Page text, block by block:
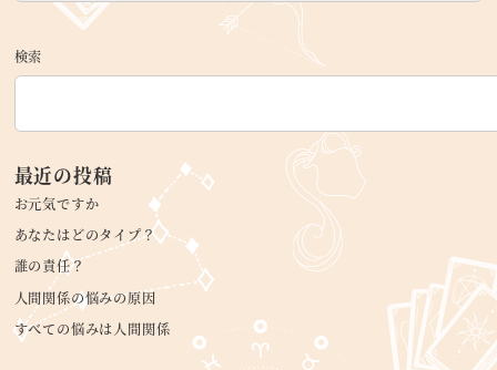
検索
最近の投稿
お元気ですか
あなたはどのタイプ？
誰の責任？
人間関係の悩みの原因
すべての悩みは人間関係